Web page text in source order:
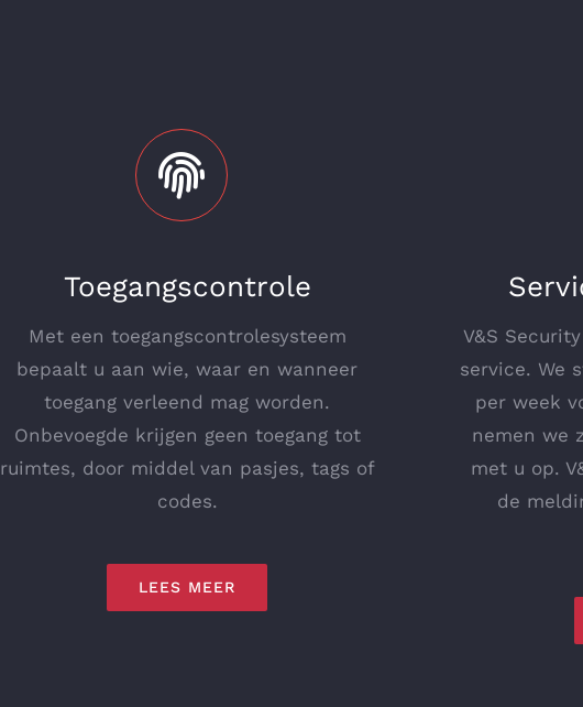
Toegangscontrole
Met een toegangscontrolesysteem
bepaalt u aan wie, waar en wanneer
toegang verleend mag worden.
Onbevoegde krijgen geen toegang tot
ruimtes, door middel van pasjes, tags of
codes.
LEES MEER
V&S
service. We
per week
nemen we
met u op.
de